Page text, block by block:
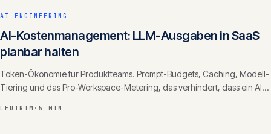
AI ENGINEERING
AI-Kostenmanagement: LLM-Ausgaben in SaaS
planbar halten
Token-Ökonomie für Produktteams. Prompt-Budgets, Caching, Modell-
Tiering und das Pro-Workspace-Metering, das verhindert, dass ein AI-
LEUTRIM · 5 MIN